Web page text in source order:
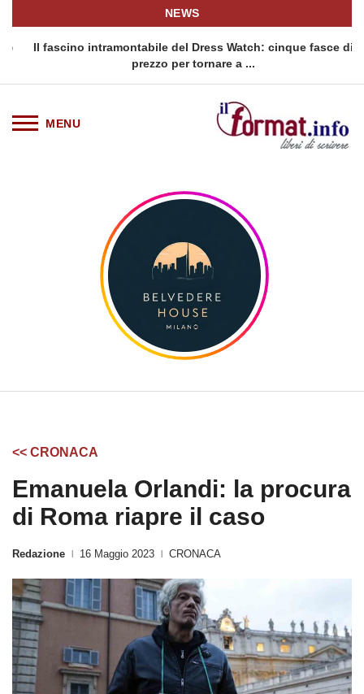
NEWS
Il fascino intramontabile del Dress Watch: cinque fasce di
prezzo per tornare a ...
<< CRONACA
Emanuela Orlandi: la procura
di Roma riapre il caso
Redazione 16 Maggio 2023 CRONACA